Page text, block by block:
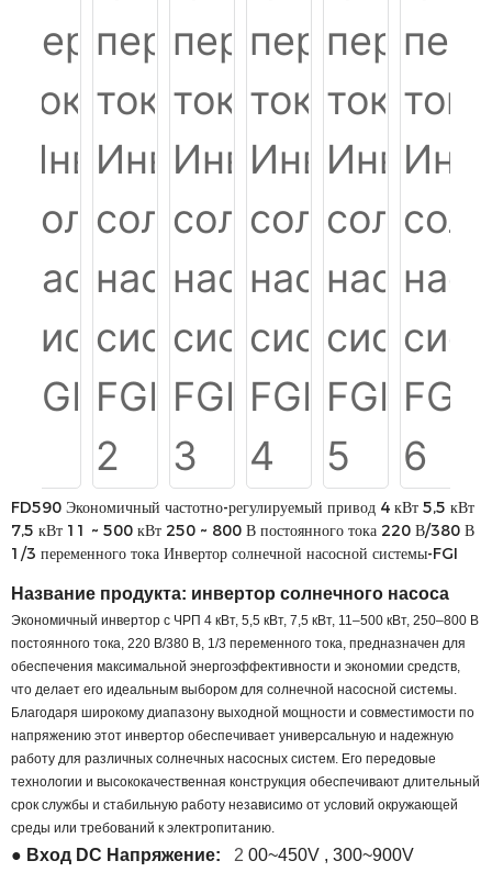
FD590 Экономичный частотно-регулируемый привод 4 кВт 5,5 кВт
7,5 кВт 11 ~ 500 кВт 250 ~ 800 В постоянного тока 220 В/380 В
1/3 переменного тока Инвертор солнечной насосной системы-FGI
Название продукта: инвертор солнечного насоса
Экономичный инвертор с ЧРП 4 кВт, 5,5 кВт, 7,5 кВт, 11–500 кВт, 250–800 В
постоянного тока, 220 В/380 В, 1/3 переменного тока, предназначен для
обеспечения максимальной энергоэффективности и экономии средств,
что делает его идеальным выбором для солнечной насосной системы.
Благодаря широкому диапазону выходной мощности и совместимости по
напряжению этот инвертор обеспечивает универсальную и надежную
работу для различных солнечных насосных систем. Его передовые
технологии и высококачественная конструкция обеспечивают длительный
срок службы и стабильную работу независимо от условий окружающей
среды или требований к электропитанию.
● Вход DC Напряжение: 2 00~450V , 300~900V